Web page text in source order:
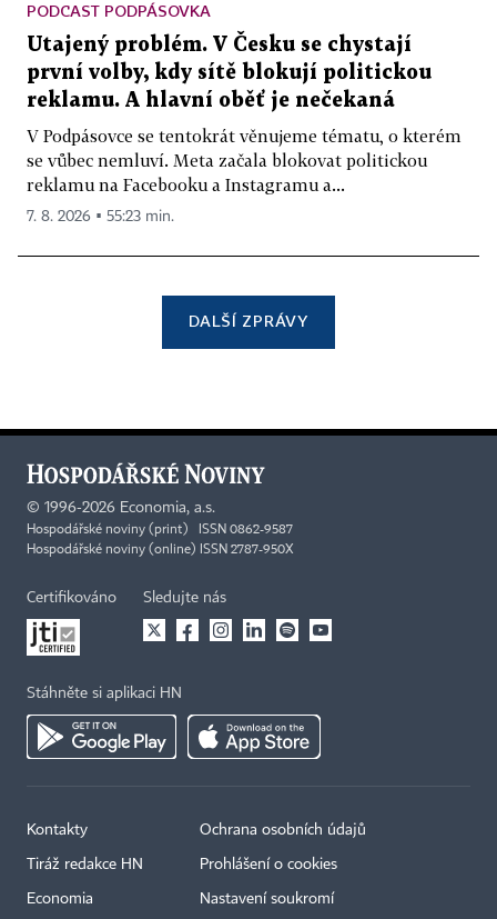
PODCAST PODPÁSOVKA
Utajený problém. V Česku se chystají
první volby, kdy sítě blokují politickou
reklamu. A hlavní oběť je nečekaná
V Podpásovce se tentokrát věnujeme tématu, o kterém
se vůbec nemluví. Meta začala blokovat politickou
reklamu na Facebooku a Instagramu a...
7. 8. 2026 ▪ 55:23 min.
DALŠÍ ZPRÁVY
© 1996-2026 Economia, a.s.
Hospodářské noviny (print) ISSN 0862-9587
Hospodářské noviny (online) ISSN 2787-950X
Certifikováno Sledujte nás
Stáhněte si aplikaci HN
Kontakty
Tiráž redakce HN
Economia
Ochrana osobních údajů
Prohlášení o cookies
Nastavení soukromí